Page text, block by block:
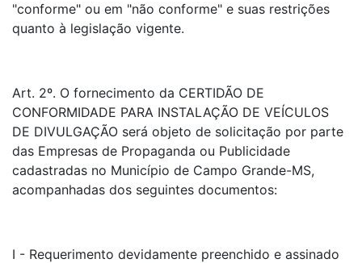
"conforme" ou em "não conforme" e suas restrições
quanto à legislação vigente.
Art. 2º. O fornecimento da CERTIDÃO DE
CONFORMIDADE PARA INSTALAÇÃO DE VEÍCULOS
DE DIVULGAÇÃO será objeto de solicitação por parte
das Empresas de Propaganda ou Publicidade
cadastradas no Município de Campo Grande-MS,
acompanhadas dos seguintes documentos:
I - Requerimento devidamente preenchido e assinado